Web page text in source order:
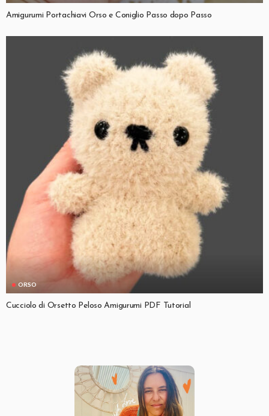
Amigurumi Portachiavi Orso e Coniglio Passo dopo Passo
ORSO
Cucciolo di Orsetto Peloso Amigurumi PDF Tutorial